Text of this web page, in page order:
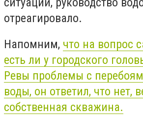
отреагировало.
Напомним, что на вопрос
есть ли у городского
Ревы проблемы с
воды, он ответил, что нет,
собственная скважина.